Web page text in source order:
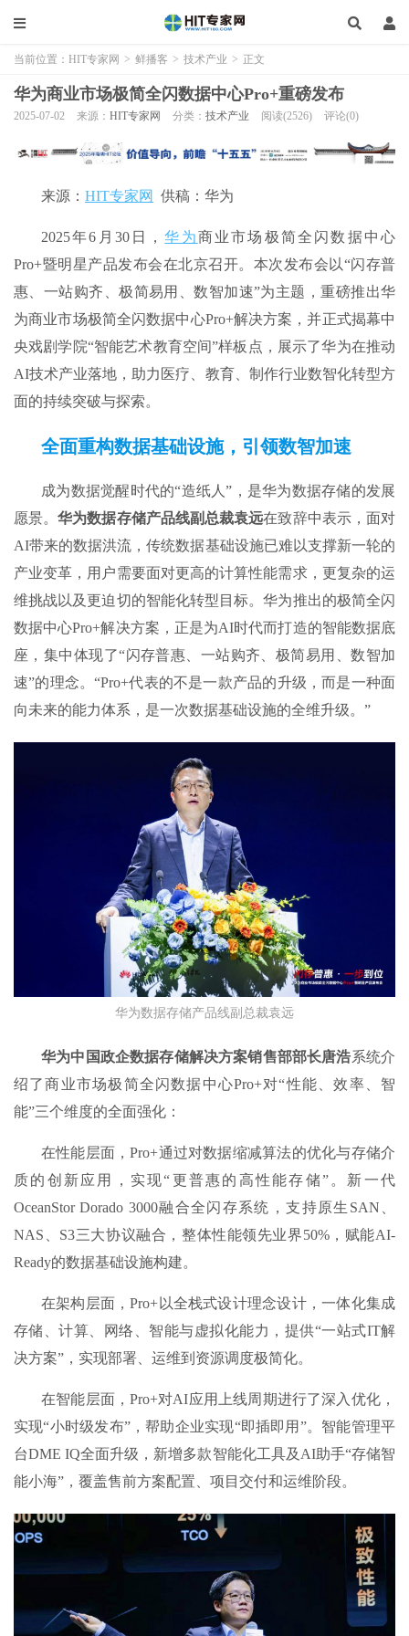
当前位置： HIT专家网 > 鲜播客 > 技术产业 > 正文
华为商业市场极简全闪数据中心Pro+重磅发布
2025-07-02 来源： HIT专家网 分类： 技术产业 阅读(2526) 评论(0)
来源： HIT专家网 供稿：华为
2025年6月30日，华为 商业市场极简全闪数据中心
Pro+暨明星产品发布会在北京召开。本次发布会以“闪存普
惠、一站购齐、极简易用、数智加速”为主题，重磅推出华
为商业市场极简全闪数据中心Pro+解决方案，并正式揭幕中
央戏剧学院“智能艺术教育空间”样板点，展示了华为在推动
AI技术产业落地，助力医疗、教育、制作行业数智化转型方
面的持续突破与探索。
全面重构数据基础设施，引领数智加速
成为数据觉醒时代的“造纸人”，是华为数据存储的发展
愿景。华为数据存储产品线副总裁袁远在致辞中表示，面对
AI带来的数据洪流，传统数据基础设施已难以支撑新一轮的
产业变革，用户需要面对更高的计算性能需求，更复杂的运
维挑战以及更迫切的智能化转型目标。华为推出的极简全闪
数据中心Pro+解决方案，正是为AI时代而打造的智能数据底
座，集中体现了“闪存普惠、一站购齐、极简易用、数智加
速”的理念。“Pro+代表的不是一款产品的升级，而是一种面
向未来的能力体系，是一次数据基础设施的全维升级。”
华为数据存储产品线副总裁袁远
华为中国政企数据存储解决方案销售部部长唐浩系统介
绍了商业市场极简全闪数据中心Pro+对“性能、效率、智
能”三个维度的全面强化：
在性能层面，Pro+通过对数据缩减算法的优化与存储介
质的创新应用，实现“更普惠的高性能存储”。新一代
OceanStor Dorado 3000融合全闪存系统，支持原生SAN、
NAS、S3三大协议融合，整体性能领先业界50%，赋能AI-
Ready的数据基础设施构建。
在架构层面，Pro+以全栈式设计理念设计，一体化集成
存储、计算、网络、智能与虚拟化能力，提供“一站式IT解
决方案”，实现部署、运维到资源调度极简化。
在智能层面，Pro+对AI应用上线周期进行了深入优化，
实现“小时级发布”，帮助企业实现“即插即用”。智能管理平
台DME IQ全面升级，新增多款智能化工具及AI助手“存储智
能小海”，覆盖售前方案配置、项目交付和运维阶段。